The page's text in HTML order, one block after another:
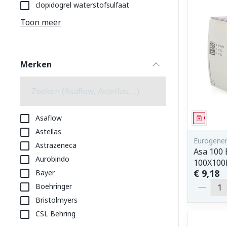
Eksteroog -
Toon meer
Specifiek
Deodorant
Aerosol
Naalden en
Spuiten
Oplossing
Naalden
- pennaalden
Creme, gel en
Spieren en
Infecties
clopidogrel waterstofsulfaat
Toon meer
Merken
filter
Asaflow
Astellas
Astrazeneca
Aurobindo
Bayer
Boehringer
Bristolmyers
CSL Behring
Asa 100
€ 9,18
Aantal